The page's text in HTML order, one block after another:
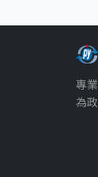
專
為